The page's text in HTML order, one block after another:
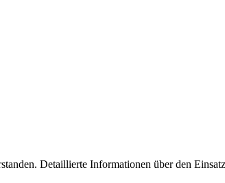
Detaillierte Informationen über den